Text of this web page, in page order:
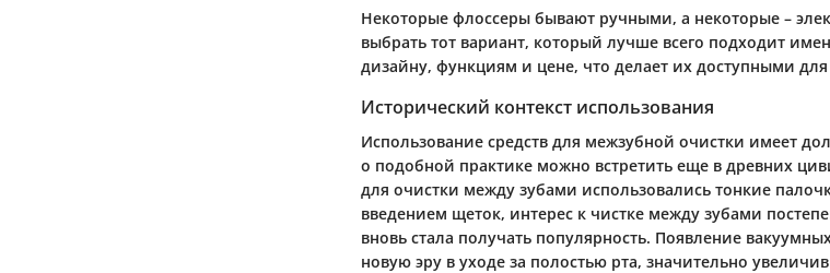
Некоторые флоссеры бывают ручными, а некоторые –
выбрать тот вариант, который лучше всего подходит
дизайну, функциям и цене, что делает их доступными
Исторический контекст использования
Использование средств для межзубной очистки имеет
о подобной практике можно встретить еще в древних
для очистки между зубами использовались тонкие
введением щеток, интерес к чистке между зубами
вновь стала получать популярность. Появление
новую эру в уходе за полостью рта, значительно